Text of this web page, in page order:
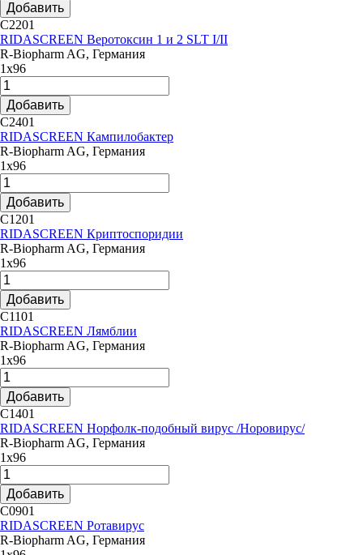
Добавить
C2201
RIDASCREEN Веротоксин 1 и 2 SLT I/II
R-Biopharm AG, Германия
1х96
Добавить
C2401
RIDASCREEN Кампилобактер
R-Biopharm AG, Германия
1х96
Добавить
C1201
RIDASCREEN Криптоспоридии
R-Biopharm AG, Германия
1х96
Добавить
C1101
RIDASCREEN Лямблии
R-Biopharm AG, Германия
1х96
Добавить
C1401
RIDASCREEN Норфолк-подобный вирус /Норовирус/
R-Biopharm AG, Германия
1х96
Добавить
C0901
RIDASCREEN Ротавирус
R-Biopharm AG, Германия